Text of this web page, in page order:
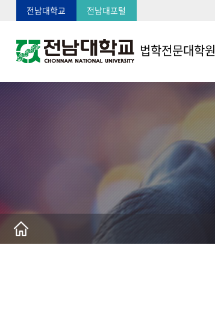
전남대학교 전남대포털
법학전문대학원